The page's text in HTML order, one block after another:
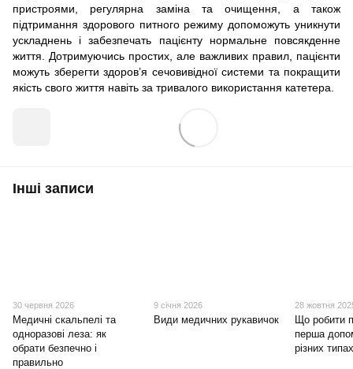
пристроями, регулярна заміна та очищення, а також
підтримання здорового питного режиму допоможуть уникнути
ускладнень і забезпечать пацієнту нормальне повсякденне
життя. Дотримуючись простих, але важливих правил, пацієнти
можуть зберегти здоров’я сечовивідної системи та покращити
якість свого життя навіть за тривалого використання катетера.
Інші записи
30 червня 2026
Медичні скальпелі та
одноразові леза: як
обрати безпечно і
правильно
9 січня 2026
Види медичних рукавичок
28 жовтня
Що робити
перша
різних